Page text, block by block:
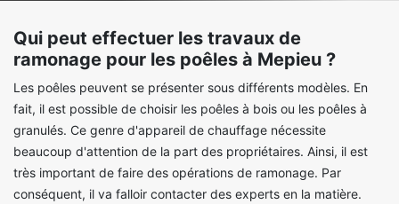
Qui peut effectuer les travaux de
ramonage pour les poêles à Mepieu ?
Les poêles peuvent se présenter sous différents modèles. En
fait, il est possible de choisir les poêles à bois ou les poêles à
granulés. Ce genre d'appareil de chauffage nécessite
beaucoup d'attention de la part des propriétaires. Ainsi, il est
très important de faire des opérations de ramonage. Par
conséquent, il va falloir contacter des experts en la matière.